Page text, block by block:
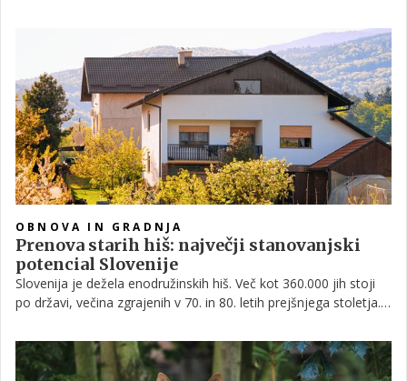
OBNOVA IN GRADNJA
Prenova starih hiš: največji stanovanjski
potencial Slovenije
Slovenija je dežela enodružinskih hiš. Več kot 360.000 jih stoji
po državi, večina zgrajenih v 70. in 80. letih prejšnjega stoletja.
prevelike za sodobno družino, energetsko potratne, tlorisno
zastarele in navadno brez prave povezave z zunanjim